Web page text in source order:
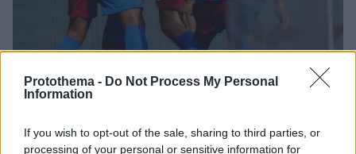
Protothema - Do Not Process My Personal
Information
If you wish to opt-out of the sale, sharing to third parties, or
processing of your personal or sensitive information for
La Liga, Μπαρτσελόνα-Λεβάντε 3-0: Ο Φάτι και οι
Ολλανδοί έφεραν πίσω τα χαμόγελα